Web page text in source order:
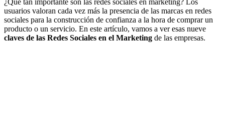
usuarios valoran cada vez más la presencia de las marcas en redes
sociales para la construcción de confianza a la hora de comprar un
producto o un servicio. En este artículo, vamos a ver esas nueve
claves de las Redes Sociales en el Marketing de las empresas.